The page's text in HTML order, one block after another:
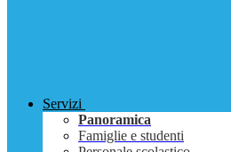
Servizi
Panoramica
Famiglie e studenti